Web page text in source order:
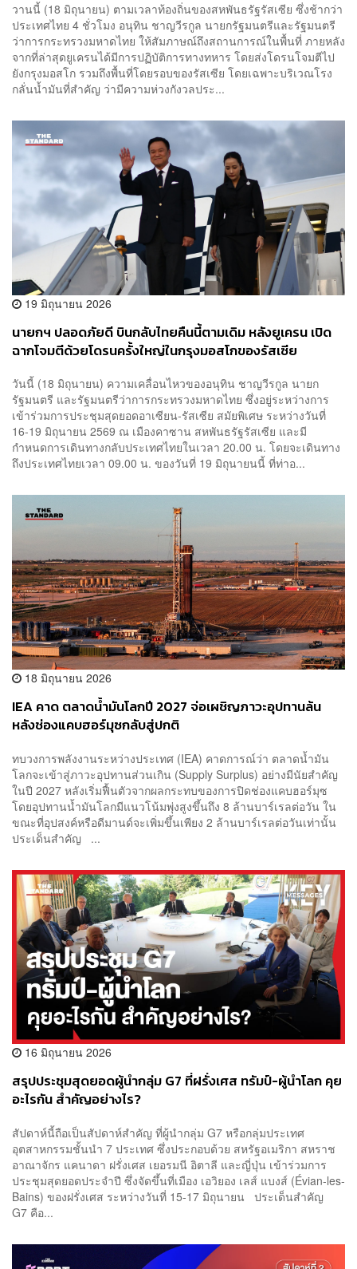
วานนี้ (18 มิถุนายน) ตามเวลาท้องถิ่นของสหพันธรัฐรัสเซีย ซึ่งช้ากว่า
ประเทศไทย 4 ชั่วโมง อนุทิน ชาญวีรกูล นายกรัฐมนตรีและรัฐมนตรี
ว่าการกระทรวงมหาดไทย ให้สัมภาษณ์ถึงสถานการณ์ในพื้นที่ ภายหลัง
จากที่ล่าสุดยูเครนได้มีการปฏิบัติการทางทหาร โดยส่งโดรนโจมตีไป
ยังกรุงมอสโก รวมถึงพื้นที่โดยรอบของรัสเซีย โดยเฉพาะบริเวณโรง
กลั่นน้ำมันที่สำคัญ ว่ามีความห่วงกังวลประ...
19 มิถุนายน 2026
นายกฯ ปลอดภัยดี บินกลับไทยคืนนี้ตามเดิม หลังยูเครน เปิด
ฉากโจมตีด้วยโดรนครั้งใหญ่ในกรุงมอสโกของรัสเซีย
วันนี้ (18 มิถุนายน) ความเคลื่อนไหวของอนุทิน ชาญวีรกูล นายก
รัฐมนตรี และรัฐมนตรีว่าการกระทรวงมหาดไทย ซึ่งอยู่ระหว่างการ
เข้าร่วมการประชุมสุดยอดอาเซียน-รัสเซีย สมัยพิเศษ ระหว่างวันที่
16-19 มิถุนายน 2569 ณ เมืองคาซาน สหพันธรัฐรัสเซีย และมี
กำหนดการเดินทางกลับประเทศไทยในเวลา 20.00 น. โดยจะเดินทาง
ถึงประเทศไทยเวลา 09.00 น. ของวันที่ 19 มิถุนายนนี้ ที่ท่าอ...
18 มิถุนายน 2026
IEA คาด ตลาดน้ำมันโลกปี 2027 จ่อเผชิญภาวะอุปทานล้น
หลังช่องแคบฮอร์มุซกลับสู่ปกติ
ทบวงการพลังงานระหว่างประเทศ (IEA) คาดการณ์ว่า ตลาดน้ำมัน
โลกจะเข้าสู่ภาวะอุปทานส่วนเกิน (Supply Surplus) อย่างมีนัยสำคัญ
ในปี 2027 หลังเริ่มฟื้นตัวจากผลกระทบของการปิดช่องแคบฮอร์มุซ
โดยอุปทานน้ำมันโลกมีแนวโน้มพุ่งสูงขึ้นถึง 8 ล้านบาร์เรลต่อวัน ใน
ขณะที่อุปสงค์หรือดีมานด์จะเพิ่มขึ้นเพียง 2 ล้านบาร์เรลต่อวันเท่านั้น
ประเด็นสำคัญ ...
16 มิถุนายน 2026
สรุปประชุมสุดยอดผู้นำกลุ่ม G7 ที่ฝรั่งเศส ทรัมป์-ผู้นำโลก คุย
อะไรกัน สำคัญอย่างไร?
สัปดาห์นี้ถือเป็นสัปดาห์สำคัญ ที่ผู้นำกลุ่ม G7 หรือกลุ่มประเทศ
อุตสาหกรรมชั้นนำ 7 ประเทศ ซึ่งประกอบด้วย สหรัฐอเมริกา สหราช
อาณาจักร แคนาดา ฝรั่งเศส เยอรมนี อิตาลี และญี่ปุ่น เข้าร่วมการ
ประชุมสุดยอดประจำปี ซึ่งจัดขึ้นที่เมือง เอวิยอง เลส์ แบงส์ (Évian-les-
Bains) ของฝรั่งเศส ระหว่างวันที่ 15-17 มิถุนายน ประเด็นสำคัญ
G7 คือ...